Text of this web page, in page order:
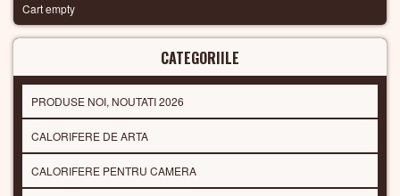
Cart empty
CATEGORIILE
PRODUSE NOI, NOUTATI 2026
CALORIFERE DE ARTA
CALORIFERE PENTRU CAMERA